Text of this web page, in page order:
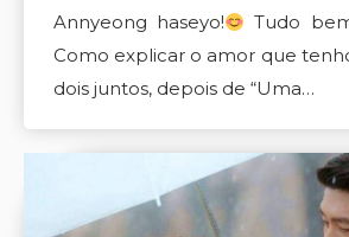
Annyeong haseyo!
Tudo
Como explicar o amor que
dois juntos, depois de “Uma…